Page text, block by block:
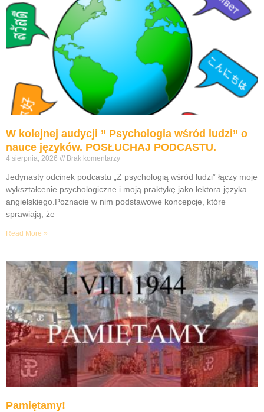
W kolejnej audycji ” Psychologia wśród ludzi” o
nauce języków. POSŁUCHAJ PODCASTU.
4 sierpnia, 2026 Brak komentarzy
Jedynasty odcinek podcastu „Z psychologią wśród ludzi” łączy moje
wykształcenie psychologiczne i moją praktykę jako lektora języka
angielskiego.Poznacie w nim podstawowe koncepcje, które
sprawiają, że
Read More »
Pamiętamy!